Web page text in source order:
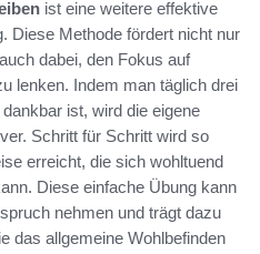
ist eine weitere effektive
Diese Methode fördert nicht nur
dabei, den Fokus auf
lenken. Indem man täglich drei
ist, wird die eigene
Schritt für Schritt wird so
erreicht, die sich wohltuend
Diese einfache Übung kann
nehmen und trägt dazu
das allgemeine Wohlbefinden